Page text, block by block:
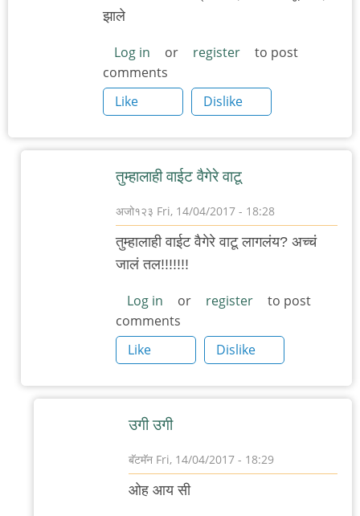
झाले
Log in or register
to post
comments
Like
Dislike
तुम्हालाही वाईट वैगेरे वाटू
अजो१२३ Fri, 14/04/2017 - 18:28
reply
ओहो,
असा
स‌ग‌ळा
प्र‌कार
झाला
बॅटमॅन
तुम्हालाही वाईट वैगेरे वाटू लागलंय? अच्चं
जालं तल!!!!!!!
Log in or register
to post
comments
Like
Dislike
उगी उगी
बॅटमॅन Fri, 14/04/2017 - 18:29
In
ओह आय‌ सी